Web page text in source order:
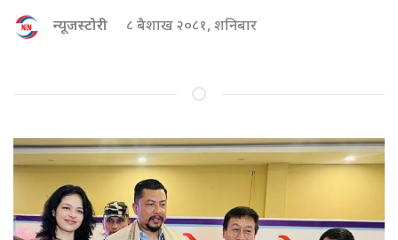
न्यूजस्टोरी ८ बैशाख २०८१, शनिबार